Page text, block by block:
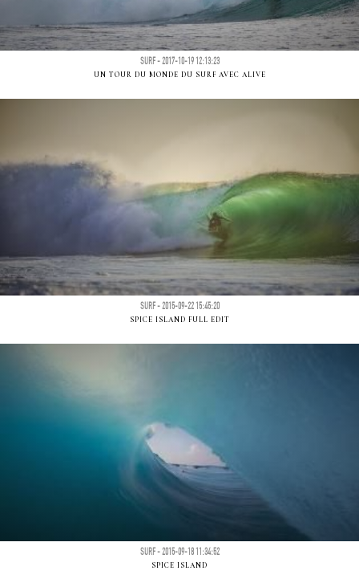
SURF - 2017-10-19 12:13:23
UN TOUR DU MONDE DU SURF AVEC ALIVE
SURF - 2015-09-22 15:45:20
SPICE ISLAND FULL EDIT
SURF - 2015-09-18 11:34:52
SPICE ISLAND